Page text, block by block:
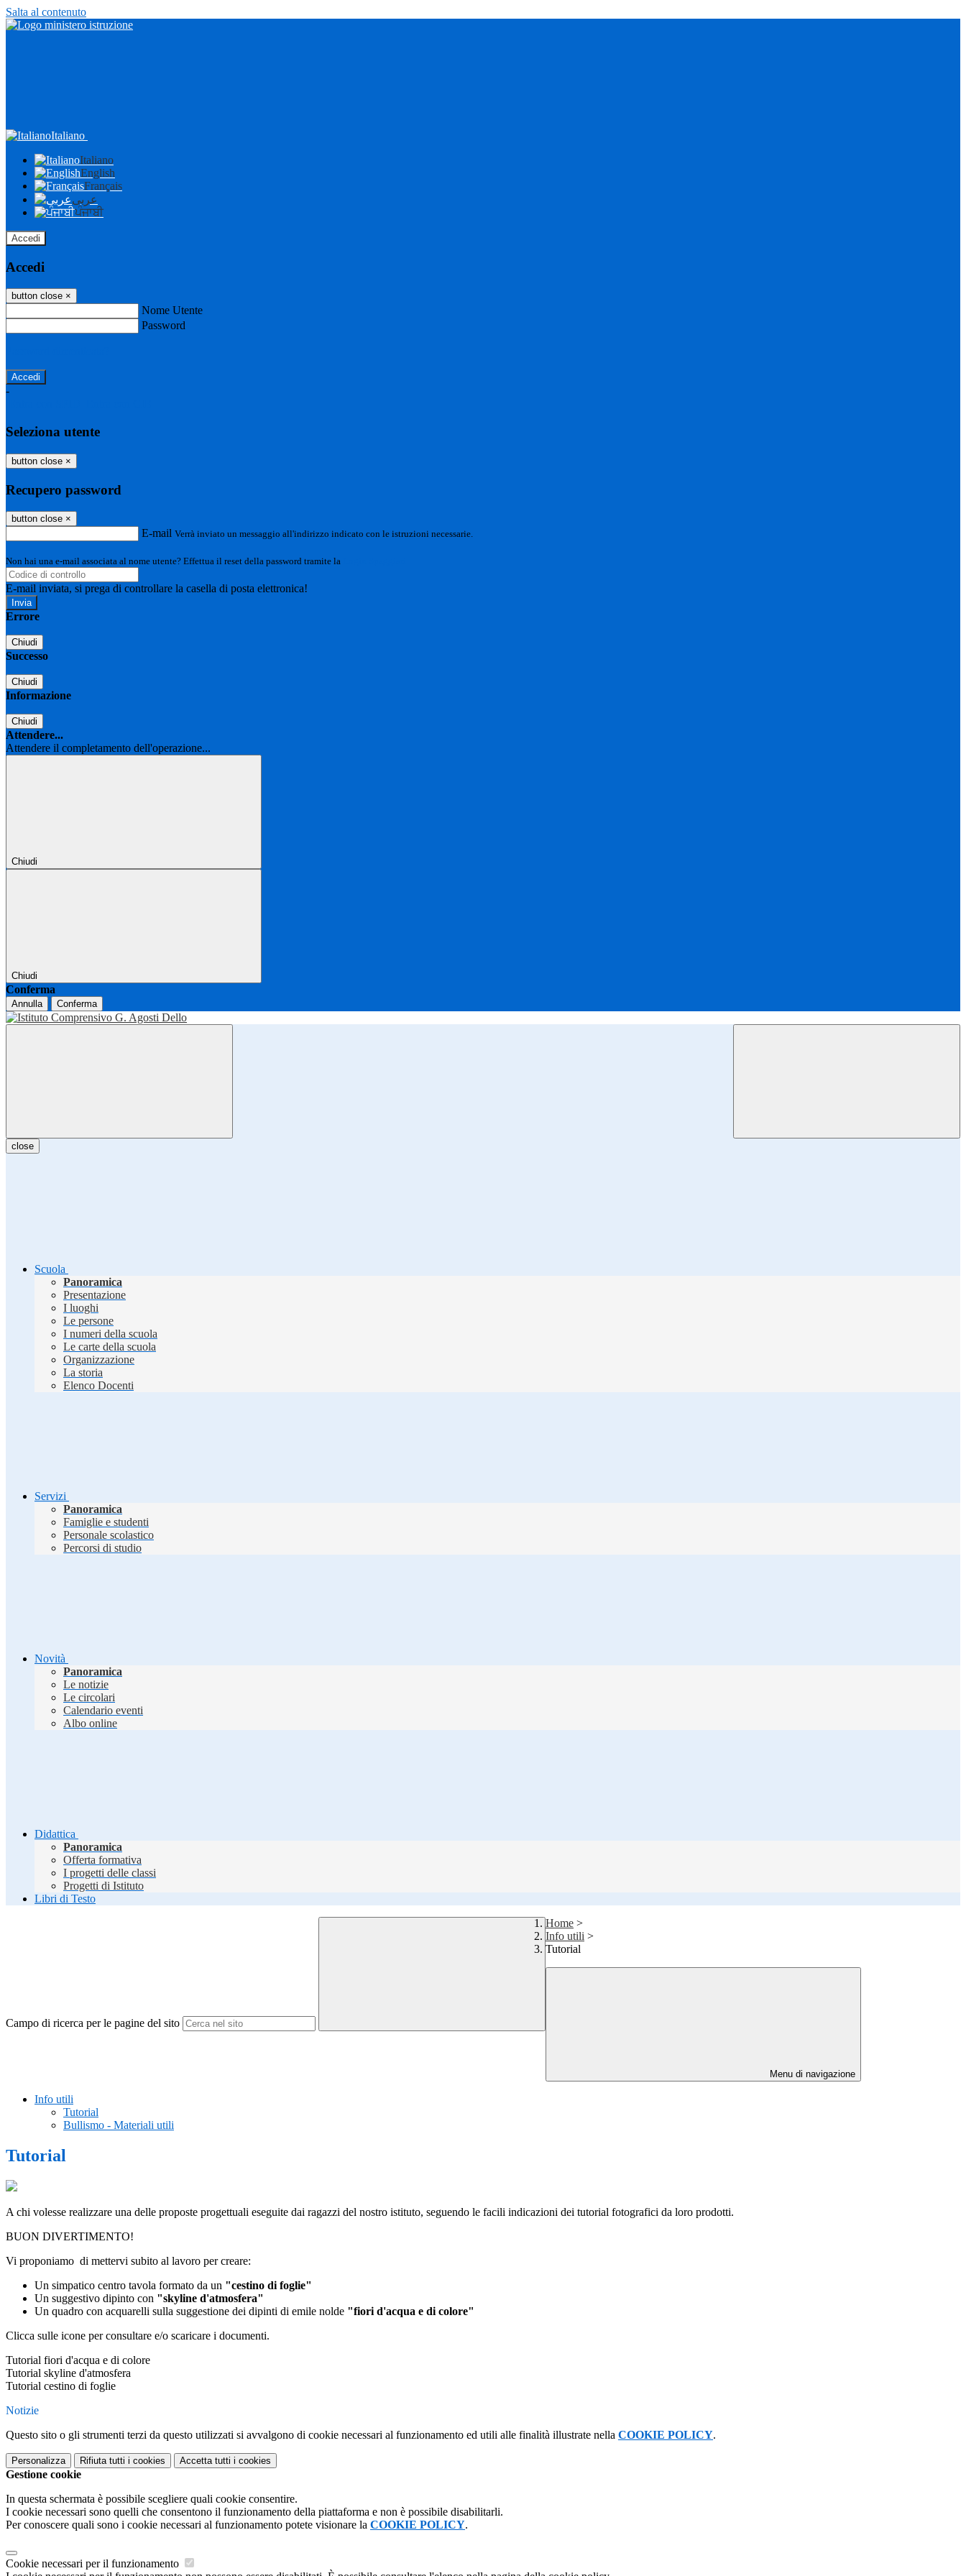
Salta al contenuto
Italiano
Italiano
English
Français
عربى
ਪੰਜਾਬੀ
Accedi
Accedi
button close ×
Nome Utente
Password
-
Seleziona utente
button close ×
Recupero password
button close ×
E-mail Verrà inviato un messaggio all'indirizzo indicato con le istruzioni necessarie.
Non hai una e-mail associata al nome utente? Effettua il reset della password tramite la
E-mail inviata, si prega di controllare la casella di posta elettronica!
Errore
Chiudi
Successo
Chiudi
Informazione
Chiudi
Attendere...
Attendere il completamento dell'operazione...
Chiudi
Chiudi
Conferma
Annulla Conferma
close
Scuola
Panoramica
Presentazione
I luoghi
Le persone
I numeri della scuola
Le carte della scuola
Organizzazione
La storia
Elenco Docenti
Servizi
Panoramica
Famiglie e studenti
Personale scolastico
Percorsi di studio
Novità
Panoramica
Le notizie
Le circolari
Calendario eventi
Albo online
Didattica
Panoramica
Offerta formativa
I progetti delle classi
Progetti di Istituto
Libri di Testo
Campo di ricerca per le pagine del sito
Home >
Info utili >
Tutorial
Menu di navigazione
Info utili
Tutorial
Bullismo - Materiali utili
Tutorial
A chi volesse realizzare una delle proposte progettuali eseguite dai ragazzi del nostro istituto, seguendo le facili indicazioni dei tutorial fotografici da loro prodotti.
BUON DIVERTIMENTO!
Vi proponiamo di mettervi subito al lavoro per creare:
Un simpatico centro tavola formato da un "cestino di foglie"
Un suggestivo dipinto con "skyline d'atmosfera"
Un quadro con acquarelli sulla suggestione dei dipinti di emile nolde "fiori d'acqua e di colore"
Clicca sulle icone per consultare e/o scaricare i documenti.
Tutorial fiori d'acqua e di colore
Tutorial skyline d'atmosfera
Tutorial cestino di foglie
Notizie
Questo sito o gli strumenti terzi da questo utilizzati si avvalgono di cookie necessari al funzionamento ed utili alle finalità illustrate nella COOKIE POLICY.
Personalizza Rifiuta tutti i cookies Accetta tutti i cookies
Gestione cookie
In questa schermata è possibile scegliere quali cookie consentire.
I cookie necessari sono quelli che consentono il funzionamento della piattaforma e non è possibile disabilitarli.
Per conoscere quali sono i cookie necessari al funzionamento potete visionare la COOKIE POLICY.
Cookie necessari per il funzionamento